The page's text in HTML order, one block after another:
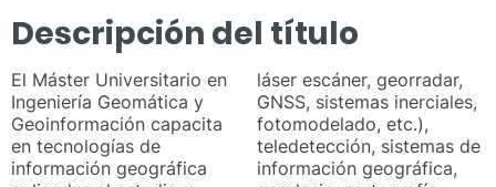
Descripción del título
El Máster Universitario en
Ingeniería Geomática y
Geoinformación capacita
en tecnologías de
información geográfica
láser escáner, georradar,
GNSS, sistemas inerciales,
fotomodelado, etc.),
teledetección, sistemas de
información geográfica,